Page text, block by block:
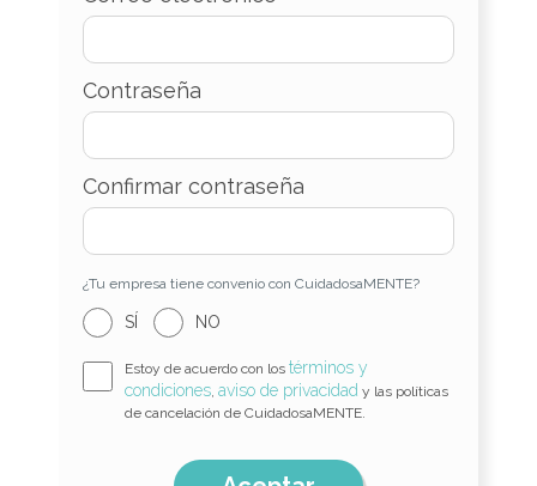
Contraseña
Confirmar contraseña
¿Tu empresa tiene convenio con CuidadosaMENTE?
SÍ NO
Estoy de acuerdo con los términos y
condiciones, aviso de privacidad y las políticas
de cancelación de CuidadosaMENTE.